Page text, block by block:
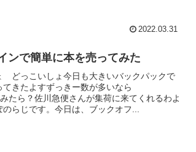
2022.03.31
ンで簡単に本を売ってみた
どっこいしょ今日も大きいバックパックで
きたよすずっきー数が多いなら
たら？佐川急便さんが集荷に来てくれるわよ
らじです。今日は、ブックオフ...